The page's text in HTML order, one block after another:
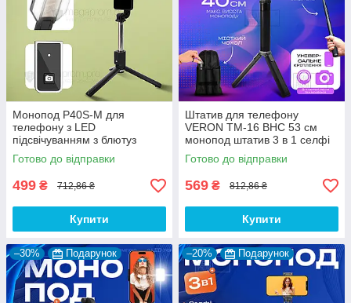
Монопод P40S-M для
телефону з LED
підсвічуванням з блютуз
кнопкою пультом палиця для
селфі
Готово до відправки
499 ₴ 712,86 ₴
Купити
Штатив для телефону
VERON TM-16 BHC 53 см
монопод штатив 3 в 1 селфі
палиця для телефону з
чохлом
Готово до відправки
569 ₴ 812,86 ₴
Купити
–30% Подарунок –20% Подарунок